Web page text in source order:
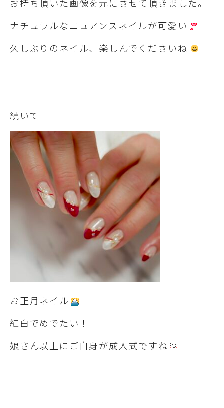
ナチュラルなニュアンスネイルが可愛い
久しぶりのネイル、楽しんでくださいね
続いて
お正月ネイル
紅白でめでたい！
娘さん以上にご自身が成人式ですね